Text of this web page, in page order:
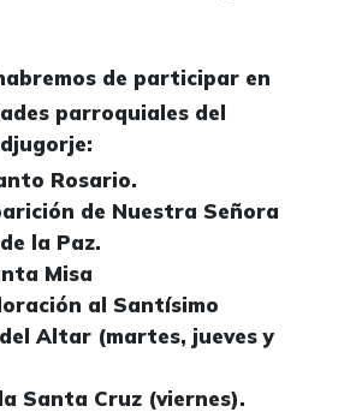
de participar en
parroquiales del
Rosario.
de Nuestra Señora
la Paz.
Misa
al Santísimo
Altar (martes, jueves y
Santa Cruz (viernes).